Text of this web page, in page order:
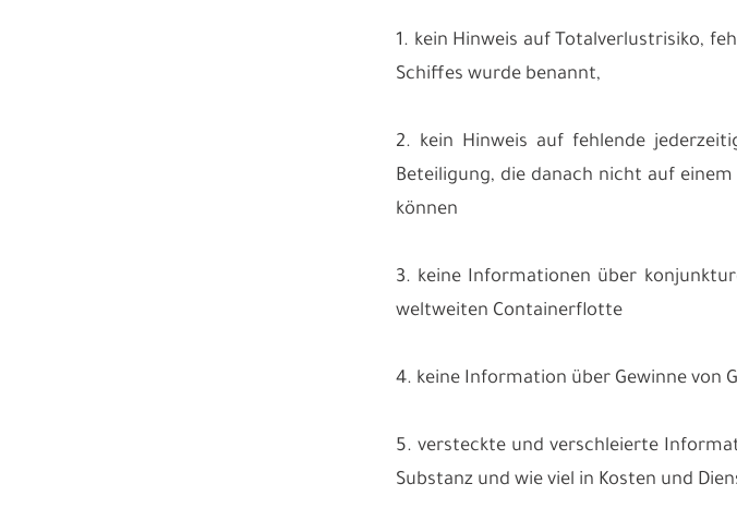
1. kein Hinweis auf Totalverlustrisiko,
Schiffes wurde benannt,
2. kein Hinweis auf fehlende
Beteiligung, die danach nicht auf
können
3. keine Informationen über
weltweiten Containerflotte
4. keine Information über Gewinne von
5. versteckte und verschleierte
Substanz und wie viel in Kosten und